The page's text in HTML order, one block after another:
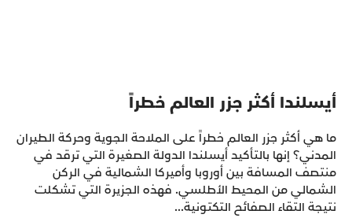
أيسلندا أكثر جزر العالم خطراً
ما هي أكثر جزر العالم خطراً على الملاحة الجوية وحركة الطيران
المدني؟ إنها بالتأكيد أيسلندا الدولة الصغيرة التي ترقد في
منتصف المسافة بين أوروبا وأميركا الشمالية في الركن
الشمالي من المحيط الأطلسي. فهذه الجزيرة التي تشكلت
نتيجة التقاء الصفائح التكتونية...